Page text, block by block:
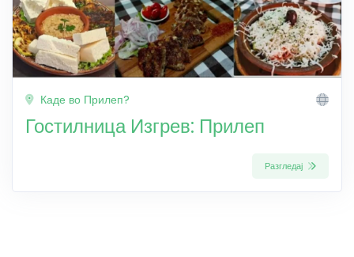
Каде во Прилеп?
Гостилница Изгрев: Прилеп
Разгледај